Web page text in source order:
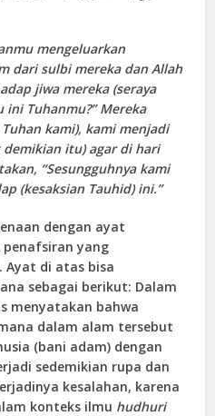
mengeluarkan
dari sulbi mereka dan Allah
jiwa mereka (seraya
ini Tuhanmu?” Mereka
kami), kami menjadi
demikian itu) agar di hari
“Sesungguhnya kami
(kesaksian Tauhid) ini.”
dengan ayat
yang
Ayat di atas bisa
sebagai berikut: Dalam
menyatakan bahwa
dalam alam tersebut
(bani adam) dengan
sedemikian rupa dan
kesalahan, karena
konteks ilmu hudhuri